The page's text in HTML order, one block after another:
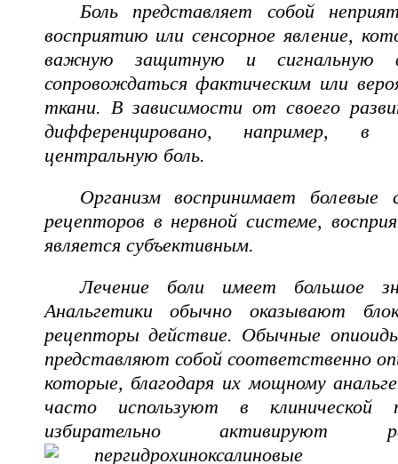
Боль представляет собой
восприятию или сенсорное явление,
важную защитную и
сопровождаться фактическим или
ткани. В зависимости от своего
дифференцировано, например, в
центральную боль.
Организм воспринимает болевые
рецепторов в нервной системе,
является субъективным.
Лечение боли имеет большое
Анальгетики обычно оказывают
рецепторы действие. Обычные
представляют собой соответственно
которые, благодаря их мощному
часто используют в
избирательно активируют